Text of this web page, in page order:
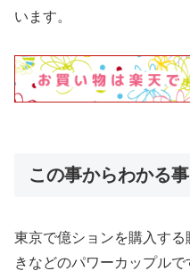
います。
この事からわかる事
東京で億ションを購入す
きなどのパワーカップル